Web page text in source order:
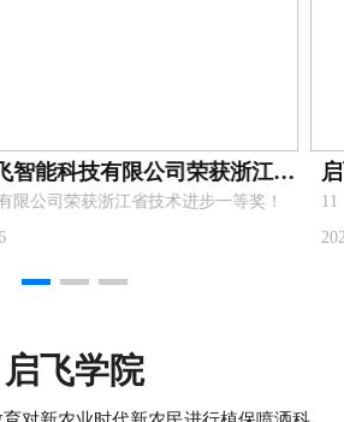
喜报！杭州启飞智能科技有限公司荣获浙江省技术进步一等奖！
限公司荣获浙江省技术进步一等奖！
启飞学院